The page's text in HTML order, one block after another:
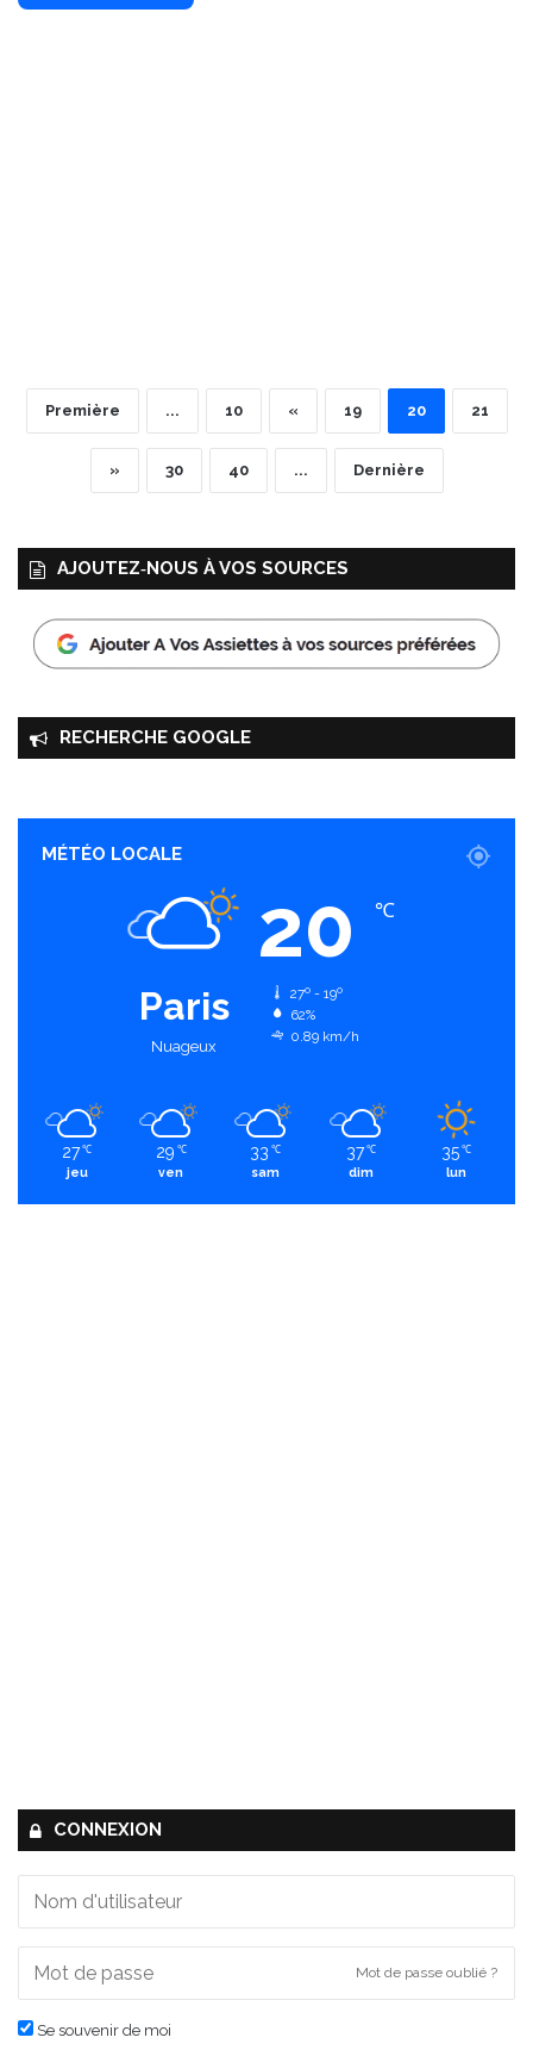
Première ... 10 « 19 20 21
» 30 40 ... Dernière
AJOUTEZ‑NOUS À VOS SOURCES
RECHERCHE GOOGLE
MÉTÉO LOCALE
Paris
Nuageux
20 ℃
27º - 19º
62%
0.89 km/h
27 ℃
jeu
29 ℃
ven
33 ℃
sam
37 ℃
dim
35 ℃
lun
CONNEXION
Mot de passe oublié ?
Se souvenir de moi